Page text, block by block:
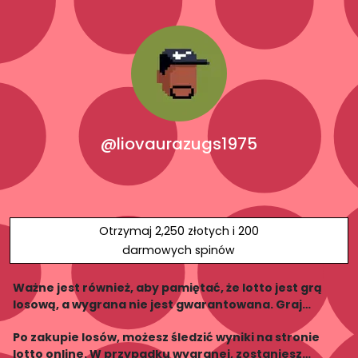
@liovaurazugs1975
Otrzymaj 2,250 złotych i 200
darmowych spinów
Ważne jest również, aby pamiętać, że lotto jest grą
losową, a wygrana nie jest gwarantowana. Graj
odpowiedzialnie i nie wydawaj więcej pieniędzy, niż
możesz sobie pozwolić stracić.
Po zakupie losów, możesz śledzić wyniki na stronie
lotto online. W przypadku wygranej, zostaniesz